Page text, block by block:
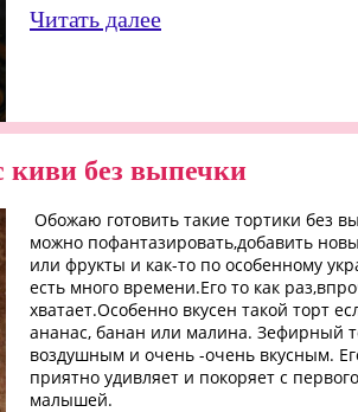
Читать далее
без выпечки
Обожаю готовить такие тортики без
можно пофантазировать,добавить
или фрукты и как-то по особенному
есть много времени.Его то как
хватает.Особенно вкусен такой торт
ананас, банан или малина. Зефирный
воздушным и очень -очень вкусным.
приятно удивляет и покоряет с
малышей.